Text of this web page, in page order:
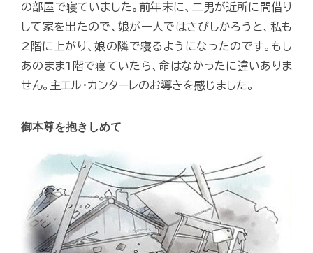
の部屋で寝ていました。前年末に、二男が近所に間借り
して家を出たので、娘が一人ではさびしかろうと、私も
2階に上がり、娘の隣で寝るようになったのです。もし
あのまま1階で寝ていたら、命はなかったに違いありま
せん。主エル・カンターレのお導きを感じました。
御本尊を抱きしめて